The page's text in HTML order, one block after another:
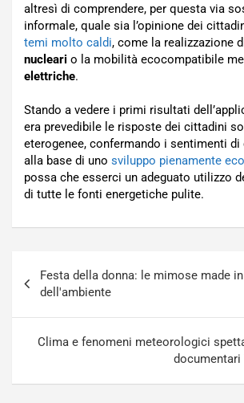
altresì di comprendere, per questa via
informale, quale sia l’opinione dei
temi molto caldi, come la realizzazione
nucleari o la mobilità ecocompatibile
elettriche.
Stando a vedere i primi risultati
era prevedibile le risposte dei cittadini
eterogenee, confermando i sentimenti
alla base di uno sviluppo pienamente
possa che esserci un adeguato utilizzo
di tutte le fonti energetiche pulite.
articoli
Festa della donna: le mimose made
dell'ambiente
Clima e fenomeni meteorologici
documentari